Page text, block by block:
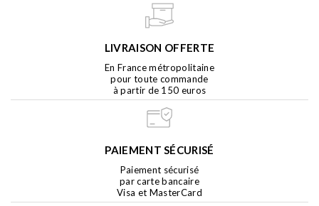
LIVRAISON OFFERTE
En France métropolitaine
pour toute commande
à partir de 150 euros
PAIEMENT SÉCURISÉ
Paiement sécurisé
par carte bancaire
Visa et MasterCard